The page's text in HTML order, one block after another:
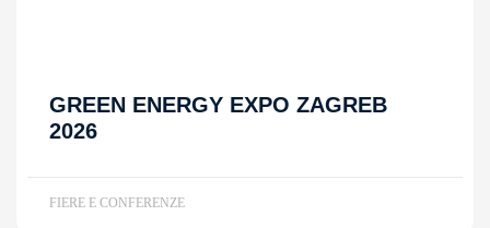
GREEN ENERGY EXPO ZAGREB
2026
FIERE E CONFERENZE